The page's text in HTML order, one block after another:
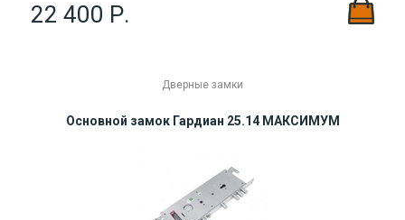
22 400 Р.
Дверные замки
Основной замок Гардиан 25.14 МАКСИМУМ